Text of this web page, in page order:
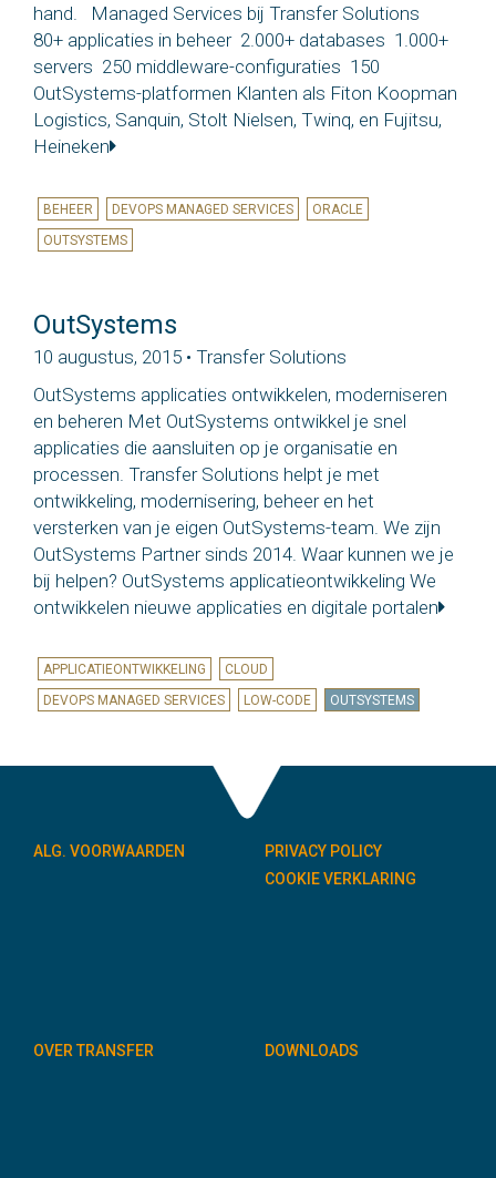
hand. Managed Services bij Transfer Solutions
80+ applicaties in beheer 2.000+ databases 1.000+
servers 250 middleware-configuraties 150
OutSystems-platformen Klanten als Fiton Koopman
Logistics, Sanquin, Stolt Nielsen, Twinq, en Fujitsu,
Heineken
BEHEER DEVOPS MANAGED SERVICES ORACLE
OUTSYSTEMS
OutSystems
10 augustus, 2015 • Transfer Solutions
OutSystems applicaties ontwikkelen, moderniseren
en beheren Met OutSystems ontwikkel je snel
applicaties die aansluiten op je organisatie en
processen. Transfer Solutions helpt je met
ontwikkeling, modernisering, beheer en het
versterken van je eigen OutSystems-team. We zijn
OutSystems Partner sinds 2014. Waar kunnen we je
bij helpen? OutSystems applicatieontwikkeling We
ontwikkelen nieuwe applicaties en digitale portalen
APPLICATIEONTWIKKELING CLOUD
DEVOPS MANAGED SERVICES LOW-CODE OUTSYSTEMS
ALG. VOORWAARDEN
PRIVACY POLICY
COOKIE VERKLARING
OVER TRANSFER DOWNLOADS